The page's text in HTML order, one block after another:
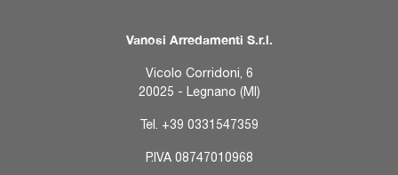
Vanosi Arredamenti S.r.l.
Vicolo Corridoni, 6
20025 - Legnano (MI)
Tel. +39 0331547359
P.IVA 08747010968